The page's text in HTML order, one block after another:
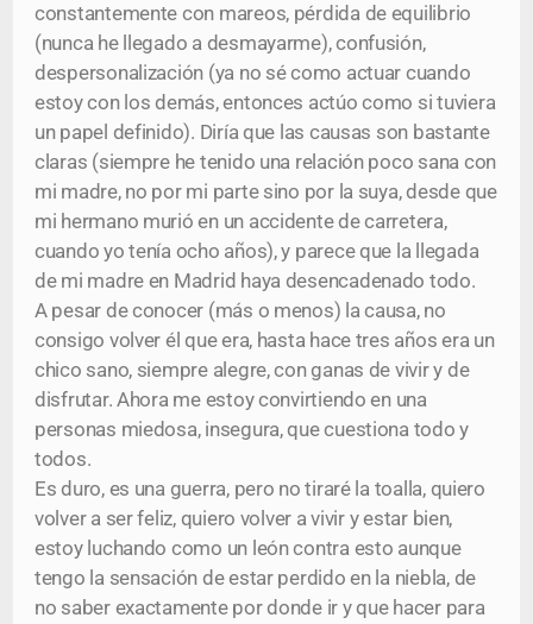
constantemente con mareos, pérdida de equilibrio
(nunca he llegado a desmayarme), confusión,
despersonalización (ya no sé como actuar cuando
estoy con los demás, entonces actúo como si tuviera
un papel definido). Diría que las causas son bastante
claras (siempre he tenido una relación poco sana con
mi madre, no por mi parte sino por la suya, desde que
mi hermano murió en un accidente de carretera,
cuando yo tenía ocho años), y parece que la llegada
de mi madre en Madrid haya desencadenado todo.
A pesar de conocer (más o menos) la causa, no
consigo volver él que era, hasta hace tres años era un
chico sano, siempre alegre, con ganas de vivir y de
disfrutar. Ahora me estoy convirtiendo en una
personas miedosa, insegura, que cuestiona todo y
todos.
Es duro, es una guerra, pero no tiraré la toalla, quiero
volver a ser feliz, quiero volver a vivir y estar bien,
estoy luchando como un león contra esto aunque
tengo la sensación de estar perdido en la niebla, de
no saber exactamente por donde ir y que hacer para